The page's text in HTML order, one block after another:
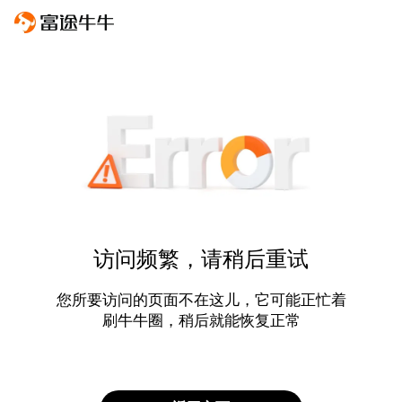
访问频繁，请稍后重试
您所要访问的页面不在这儿，它可能正忙着
刷牛牛圈，稍后就能恢复正常